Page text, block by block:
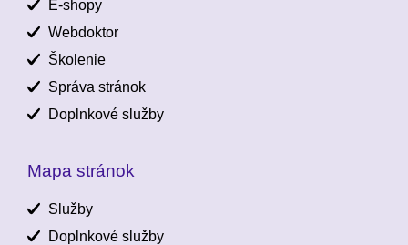
E-shopy
Webdoktor
Školenie
Správa stránok
Doplnkové služby
Mapa stránok
Služby
Doplnkové služby